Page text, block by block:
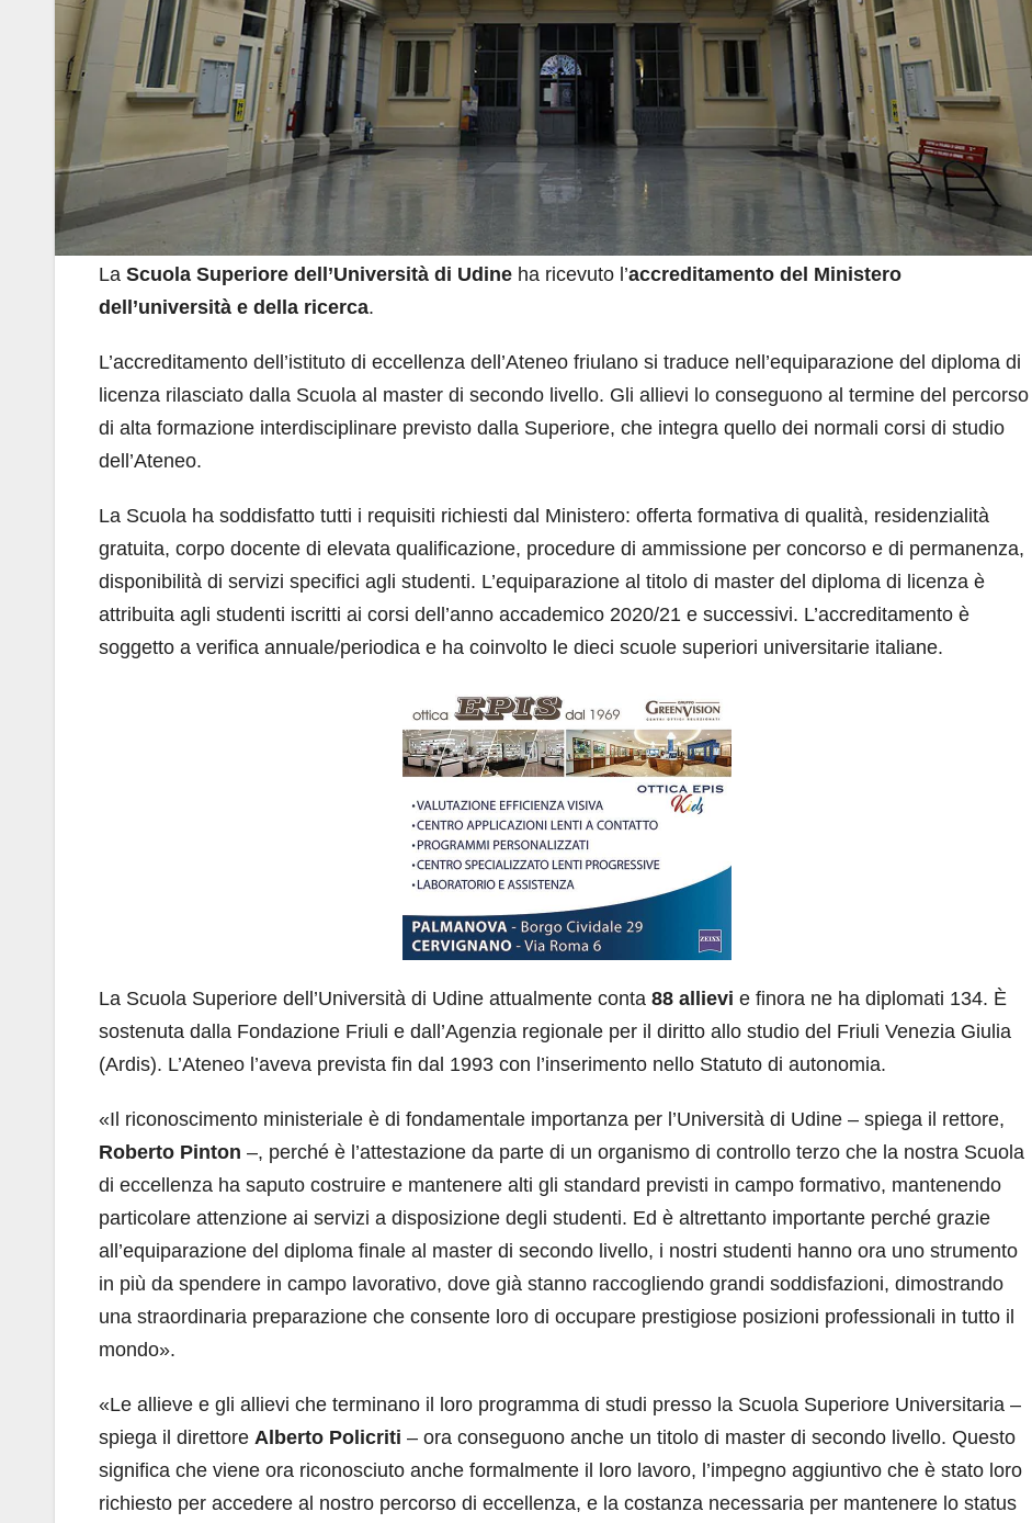
La Scuola Superiore dell’Università di Udine ha ricevuto l’accreditamento del Ministero
dell’università e della ricerca.
L’accreditamento dell’istituto di eccellenza dell’Ateneo friulano si traduce nell’equiparazione del diploma di
licenza rilasciato dalla Scuola al master di secondo livello. Gli allievi lo conseguono al termine del percorso
di alta formazione interdisciplinare previsto dalla Superiore, che integra quello dei normali corsi di studio
dell’Ateneo.
La Scuola ha soddisfatto tutti i requisiti richiesti dal Ministero: offerta formativa di qualità, residenzialità
gratuita, corpo docente di elevata qualificazione, procedure di ammissione per concorso e di permanenza,
disponibilità di servizi specifici agli studenti. L’equiparazione al titolo di master del diploma di licenza è
attribuita agli studenti iscritti ai corsi dell’anno accademico 2020/21 e successivi. L’accreditamento è
soggetto a verifica annuale/periodica e ha coinvolto le dieci scuole superiori universitarie italiane.
La Scuola Superiore dell’Università di Udine attualmente conta 88 allievi e finora ne ha diplomati 134. È
sostenuta dalla Fondazione Friuli e dall’Agenzia regionale per il diritto allo studio del Friuli Venezia Giulia
(Ardis). L’Ateneo l’aveva prevista fin dal 1993 con l’inserimento nello Statuto di autonomia.
«Il riconoscimento ministeriale è di fondamentale importanza per l’Università di Udine – spiega il rettore,
Roberto Pinton –, perché è l’attestazione da parte di un organismo di controllo terzo che la nostra Scuola
di eccellenza ha saputo costruire e mantenere alti gli standard previsti in campo formativo, mantenendo
particolare attenzione ai servizi a disposizione degli studenti. Ed è altrettanto importante perché grazie
all’equiparazione del diploma finale al master di secondo livello, i nostri studenti hanno ora uno strumento
in più da spendere in campo lavorativo, dove già stanno raccogliendo grandi soddisfazioni, dimostrando
una straordinaria preparazione che consente loro di occupare prestigiose posizioni professionali in tutto il
mondo».
«Le allieve e gli allievi che terminano il loro programma di studi presso la Scuola Superiore Universitaria –
spiega il direttore Alberto Policriti – ora conseguono anche un titolo di master di secondo livello. Questo
significa che viene ora riconosciuto anche formalmente il loro lavoro, l’impegno aggiuntivo che è stato loro
richiesto per accedere al nostro percorso di eccellenza, e la costanza necessaria per mantenere lo status